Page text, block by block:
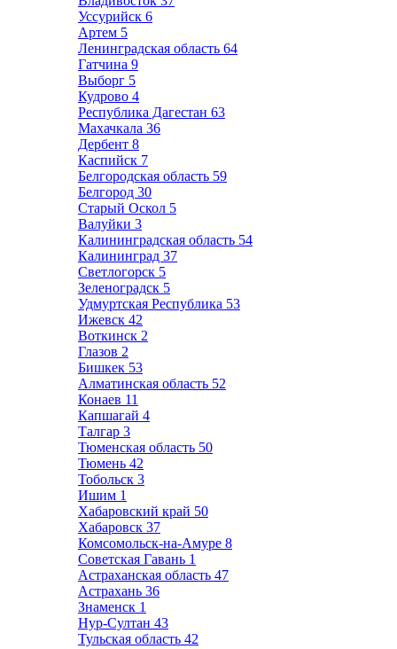
Уссурийск 6
Артем 5
Ленинградская область 64
Гатчина 9
Выборг 5
Кудрово 4
Республика Дагестан 63
Махачкала 36
Дербент 8
Каспийск 7
Белгородская область 59
Белгород 30
Старый Оскол 5
Валуйки 3
Калининградская область 54
Калининград 37
Светлогорск 5
Зеленоградск 5
Удмуртская Республика 53
Ижевск 42
Воткинск 2
Глазов 2
Бишкек 53
Алматинская область 52
Конаев 11
Капшагай 4
Талгар 3
Тюменская область 50
Тюмень 42
Тобольск 3
Ишим 1
Хабаровский край 50
Хабаровск 37
Комсомольск-на-Амуре 8
Советская Гавань 1
Астраханская область 47
Астрахань 36
Знаменск 1
Нур-Султан 43
Тульская область 42